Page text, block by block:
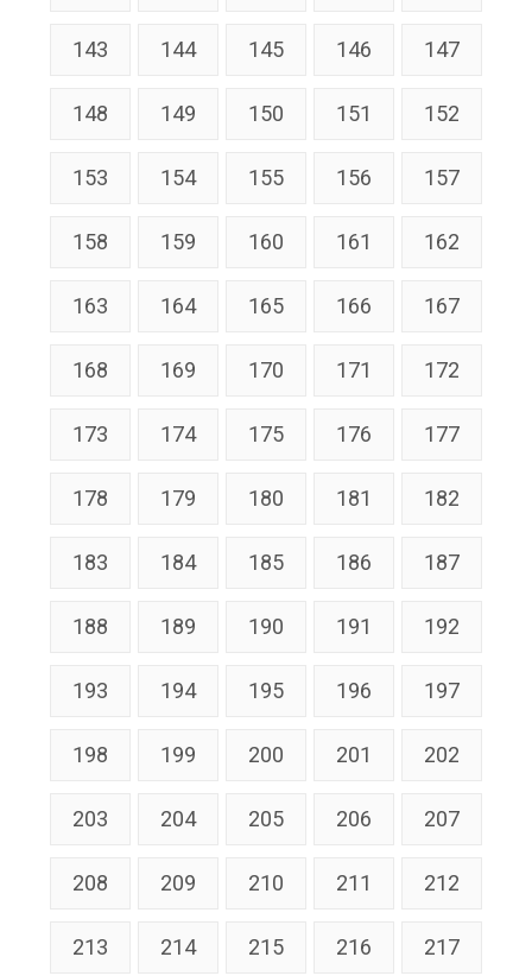
143 144 145 146 147
148 149 150 151 152
153 154 155 156 157
158 159 160 161 162
163 164 165 166 167
168 169 170 171 172
173 174 175 176 177
178 179 180 181 182
183 184 185 186 187
188 189 190 191 192
193 194 195 196 197
198 199 200 201 202
203 204 205 206 207
208 209 210 211 212
213 214 215 216 217